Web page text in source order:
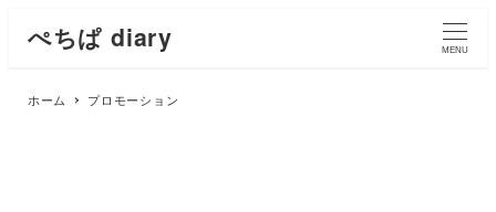
ぺちぱ diary MENU
ホーム プロモーション